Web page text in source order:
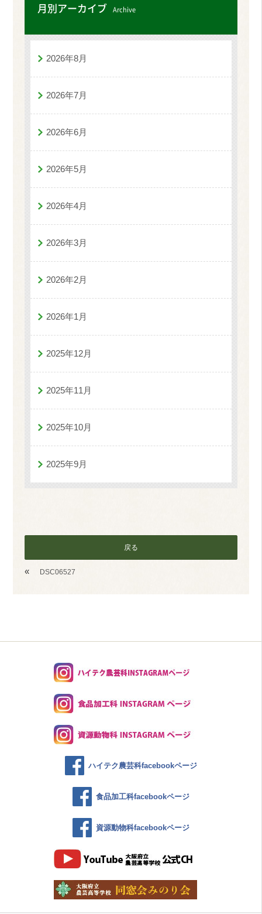
月別アーカイブ Archive
2026年8月
2026年7月
2026年6月
2026年5月
2026年4月
2026年3月
2026年2月
2026年1月
2025年12月
2025年11月
2025年10月
2025年9月
戻る
« DSC06527
ハイテク農芸科facebookページ
食品加工科facebookページ
資源動物科facebookページ